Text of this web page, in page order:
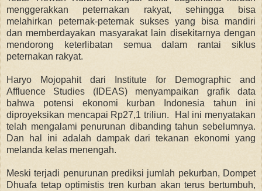
menggerakkan peternakan rakyat, sehingga bisa
melahirkan peternak-peternak sukses yang bisa mandiri
dan memberdayakan masyarakat lain disekitarnya dengan
mendorong keterlibatan semua dalam rantai siklus
peternakan rakyat.
Haryo Mojopahit dari
Institute for Demographic and
Affluence Studies (IDEAS) menyampaikan grafik data
bahwa potensi ekonomi kurban Indonesia tahun ini
diproyeksikan mencapai Rp27,1 triliun. Hal ini menyatakan
telah mengalami penurunan dibanding tahun sebelumnya.
Dan hal ini adalah dampak dari tekanan ekonomi yang
melanda kelas menengah.
Meski terjadi penurunan prediksi jumlah pekurban, Dompet
Dhuafa tetap optimistis tren kurban akan terus bertumbuh,